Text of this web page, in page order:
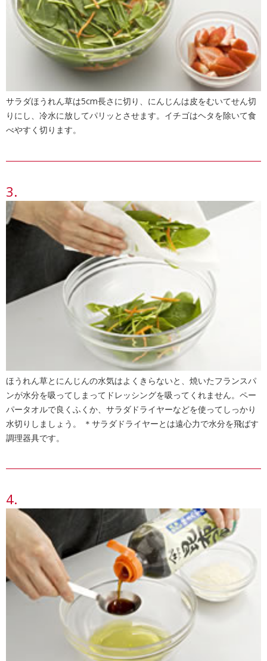
サラダほうれん草は5cm長さに切り、にんじんは皮をむいてせん切
りにし、冷水に放してパリッとさせます。イチゴはヘタを除いて食
べやすく切ります。
ほうれん草とにんじんの水気はよくきらないと、焼いたフランスパ
ンが水分を吸ってしまってドレッシングを吸ってくれません。ペー
パータオルで良くふくか、サラダドライヤーなどを使ってしっかり
水切りしましょう。 ＊サラダドライヤーとは遠心力で水分を飛ばす
調理器具です。